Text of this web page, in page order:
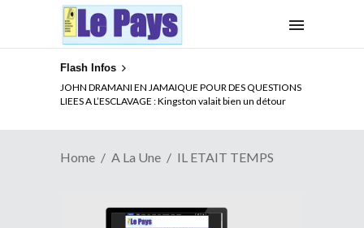
Flash Infos
JOHN DRAMANI EN JAMAIQUE POUR DES QUESTIONS
LIEES A L’ESCLAVAGE : Kingston valait bien un détour
Home A La Une IL ETAIT TEMPS